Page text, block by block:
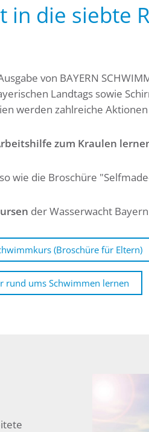
in die siebte
von BAYERN
Landtags sowie
werden zahlreiche
zum Kraulen
wie die Broschüre
der Wasserwacht
(Broschüre für Eltern)
rund ums Schwimmen lernen